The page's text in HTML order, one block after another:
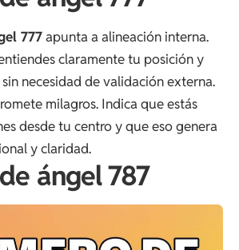
777apunta a alineación interna.
claramente tu posición y
necesidad de validación externa.
milagros. Indica que estás
desde tu centro y que eso genera
y claridad.
ángel 787